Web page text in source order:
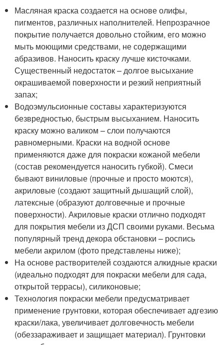
Масляная краска создается на основе олифы,
пигментов, различных наполнителей. Непрозрачное
покрытие получается довольно стойким, его можно
мыть моющими средствами, не содержащими
абразивов. Наносить краску лучше кисточками.
Существенный недостаток – долгое высыхание
окрашиваемой поверхности и резкий неприятный
запах;
Водоэмульсионные составы характеризуются
безвредностью, быстрым высыханием. Наносить
краску можно валиком – слои получаются
равномерными. Краски на водной основе
применяются даже для покраски кожаной мебели
(состав рекомендуется наносить губкой). Смеси
бывают виниловые (прочные и просто моются),
акриловые (создают защитный дышащий слой),
латексные (образуют долговечные и прочные
поверхности). Акриловые краски отлично подходят
для покрытия мебели из ДСП своими руками. Весьма
популярный тренд декора обстановки – роспись
мебели акрилом (фото представлены ниже);
На основе растворителей создаются алкидные краски
(идеально подходят для покраски мебели для сада,
открытой террасы), силиконовые;
Технология покраски мебели предусматривает
применение грунтовки, которая обеспечивает адгезию
краски/лака, увеличивает долговечность мебели
(обеззараживает и защищает материал). Грунтовки